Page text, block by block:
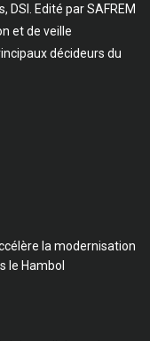
DSI. Edité par SAFREM
et de veille
décideurs du
la modernisation
le Hambol